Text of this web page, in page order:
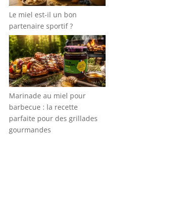
Le miel est-il un bon
partenaire sportif ?
Marinade au miel pour
barbecue : la recette
parfaite pour des grillades
gourmandes